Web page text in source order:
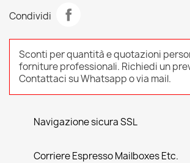
Condividi
Sconti per quantità e quotazioni
forniture professionali. Richiedi un
Contattaci su Whatsapp o via mail.
Navigazione sicura SSL
Corriere Espresso Mailboxes Etc.